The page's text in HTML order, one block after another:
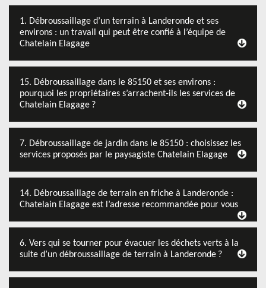
1. Débroussaillage d’un terrain à Landeronde et ses
environs : un travail qui peut être confié à l’équipe de
Chatelain Elagage
15. Débroussaillage dans le 85150 et ses environs :
pourquoi les propriétaires s’arrachent-ils les services de
Chatelain Elagage ?
7. Débroussaillage de jardin dans le 85150 : choisissez les
services proposés par le paysagiste Chatelain Elagage
14. Débroussaillage de terrain en friche à Landeronde :
Chatelain Elagage est l’adresse recommandée pour vous
6. Vers qui se tourner pour évacuer les déchets verts à la
suite d’un débroussaillage de terrain à Landeronde ?